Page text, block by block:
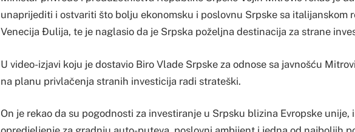
unaprijediti i ostvariti što bolju ekonomsku i poslovnu Srpske sa italijanskom
Venecija Đulija, te je naglasio da je Srpska poželjna destinacija za strane
U video-izjavi koju je dostavio Biro Vlade Srpske za odnose sa javnošću
na planu privlačenja stranih investicija radi strateški.
On je rekao da su pogodnosti za investiranje u Srpsku blizina Evropske